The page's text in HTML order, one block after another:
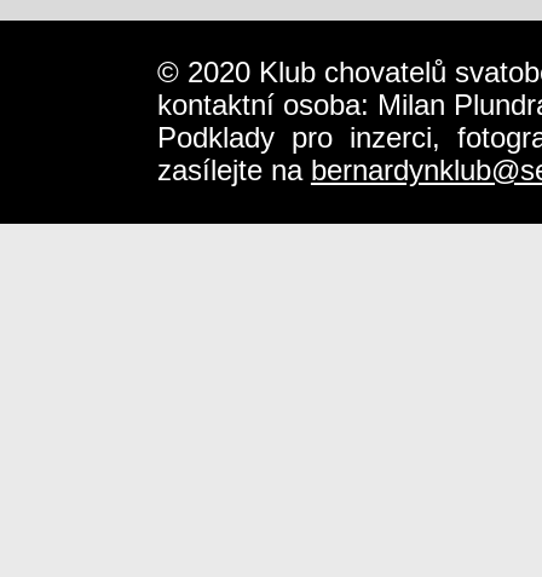
© 2020 Klub chovatelů
kontaktní osoba: Milan
Podklady pro inzerci,
zasílejte na